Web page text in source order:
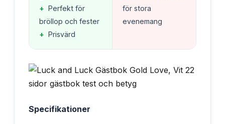
+ Perfekt för
bröllop och fester
+ Prisvärd
för stora
evenemang
Specifikationer